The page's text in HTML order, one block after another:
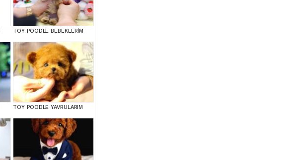
TOY POODLE BEBEKLERİM
TOY POODLE YAVRULARIM